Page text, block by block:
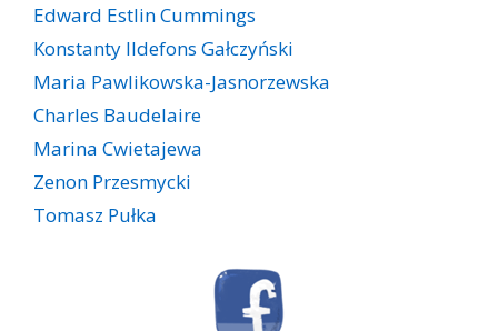
Edward Estlin Cummings
Konstanty Ildefons Gałczyński
Maria Pawlikowska-Jasnorzewska
Charles Baudelaire
Marina Cwietajewa
Zenon Przesmycki
Tomasz Pułka